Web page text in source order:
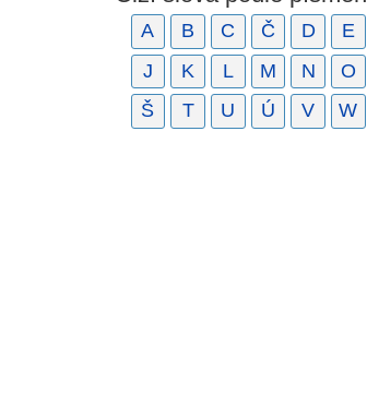
A B C Č D E
J
K L M N O
Š
T U Ú V W